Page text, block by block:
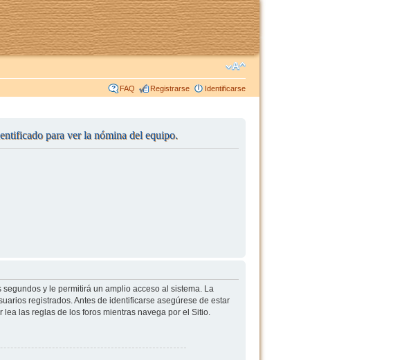
FAQ Registrarse Identificarse
para ver la nómina del equipo.
y le permitirá un amplio acceso al sistema. La
registrados. Antes de identificarse asegúrese de estar
las reglas de los foros mientras navega por el Sitio.